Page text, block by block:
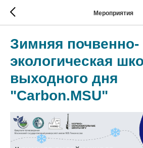
Мероприятия
Зимняя почвенно-
экологическая
выходного дня
"Carbon.MSU"